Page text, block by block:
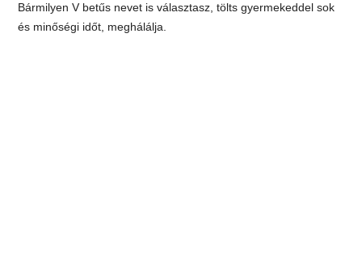
Bármilyen V betűs nevet is választasz, tölts gyermekeddel sok
és minőségi időt, meghálálja.